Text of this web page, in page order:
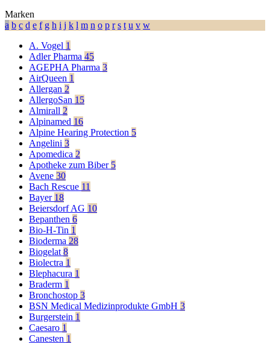
Marken
a b c d e f g h i j k l m n o p r s t u v w
A. Vogel 1
Adler Pharma 45
AGEPHA Pharma 3
AirQueen 1
Allergan 2
AllergoSan 15
Almirall 2
Alpinamed 16
Alpine Hearing Protection 5
Angelini 3
Apomedica 2
Apotheke zum Biber 5
Avene 30
Bach Rescue 11
Bayer 18
Beiersdorf AG 10
Bepanthen 6
Bio-H-Tin 1
Bioderma 28
Biogelat 8
Biolectra 1
Blephacura 1
Braderm 1
Bronchostop 3
BSN Medical Medizinprodukte GmbH 3
Burgerstein 1
Caesaro 1
Canesten 1